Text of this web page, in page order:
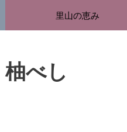
里山の恵み
柚べし